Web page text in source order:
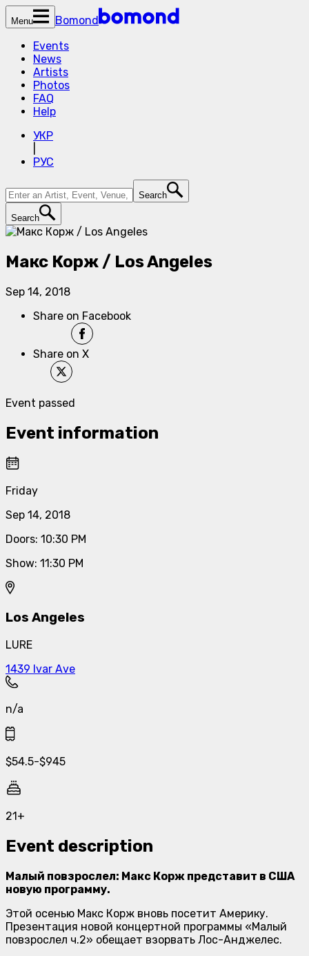
Menu
Bomond
Events
News
Artists
Photos
FAQ
Help
УКР
РУС
Search
Search
Макс Корж / Los Angeles
Sep 14, 2018
Share on Facebook
Share on X
Event passed
Event information
Friday
Sep 14, 2018
Doors: 10:30 PM
Show: 11:30 PM
Los Angeles
LURE
1439 Ivar Ave
n/a
$54.5-$945
21+
Event description
Малый повзрослел: Макс Корж представит в США
новую программу.
Этой осенью Макс Корж вновь посетит Америку.
Презентация новой концертной программы «Малый
повзрослел ч.2» обещает взорвать Лос-Анджелес.